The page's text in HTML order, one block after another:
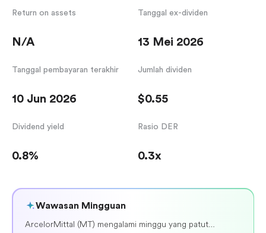
Return on assets
N/A
Tanggal ex-dividen
13 Mei 2026
Tanggal pembayaran terakhir
10 Jun 2026
Jumlah dividen
$0.55
Dividend yield
0.8%
Rasio DER
0.3x
Wawasan Mingguan
ArcelorMittal (MT) mengalami minggu yang patut